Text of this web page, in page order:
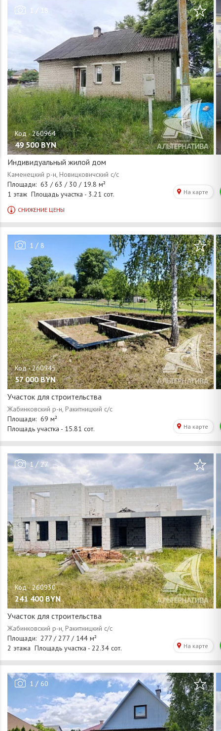
1 / 18
49 500 BYN
Индивидуальный жилой дом
1 / 8
57 000 BYN
Участок для строительства
1 / 27
241 400 BYN
Участок для строительства
1 / 60